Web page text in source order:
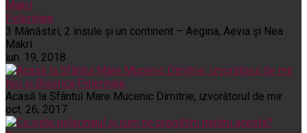
Pelerinaje
3 Mânăstiri, 2 insule și un continent – Aegina, Aevia și Nea
Makri
iun. 19, 2018
Noi și Biserica Pelerinaje
Acasă la Sfântul Mare Mucenic Dimitrie, izvorâtorul de mir
oct. 26, 2017